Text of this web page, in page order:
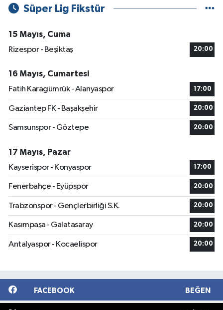
Süper Lig Fikstür
15 Mayıs, Cuma
Rizespor - Beşiktaş
20:00
16 Mayıs, Cumartesi
Fatih Karagümrük - Alanyaspor
17:00
Gaziantep FK - Başakşehir 20:00
Samsunspor - Göztepe 20:00
17 Mayıs, Pazar
Kayserispor - Konyaspor
17:00
Fenerbahçe - Eyüpspor 20:00
Trabzonspor - Gençlerbirliği S.K. 20:00
Kasımpaşa - Galatasaray 20:00
Antalyaspor - Kocaelispor 20:00
FACEBOOK BEĞEN